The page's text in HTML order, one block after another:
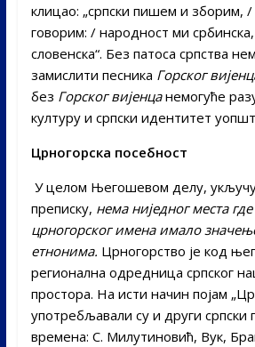
клицао: „српски пишем и зборим, /
говорим: / народност ми
словенска“. Без патоса српства
замислити песника Горског
без Горског вијенцанемогуће
културу и српски идентитет
Црногорска посебност
У целом Његошевом делу,
преписку, нема ниједног места
црногорског имена имало
етнонима. Црногорство је код
регионална одредница српског
простора. На исти начин појам
употребљавали су и други српски
времена: С. Милутиновић, Вук,